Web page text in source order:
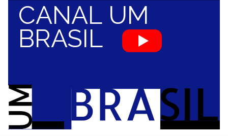
CANAL UM
BRASIL